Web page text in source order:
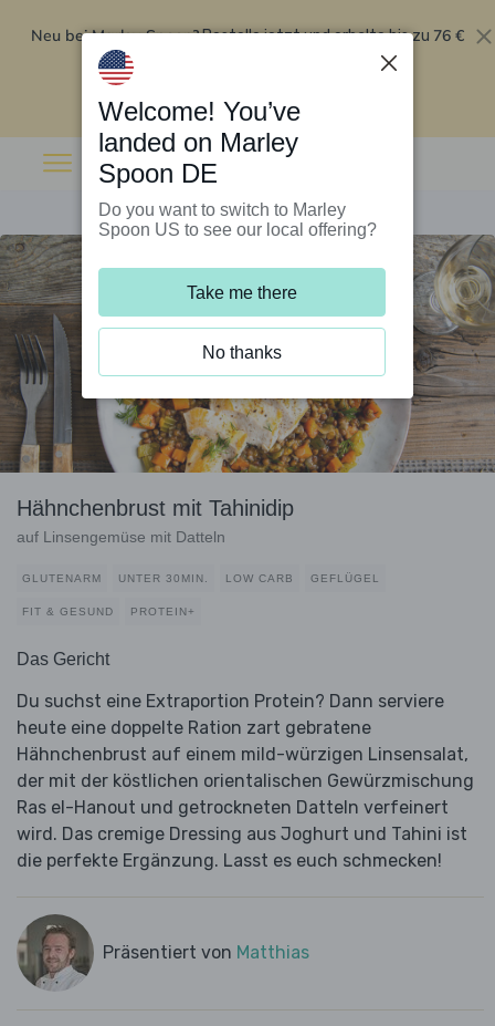
Neu bei Marley Spoon?Bestelle jetzt und erhalte bis zu 76 €
Rabatt auf deine ersten fünf Boxen
Hähnchenbrust mit Tahinidip
auf Linsengemüse mit Datteln
GLUTENARM UNTER 30MIN. LOW CARB GEFLÜGEL
FIT & GESUND PROTEIN+
Das Gericht
Du suchst eine Extraportion Protein? Dann serviere
heute eine doppelte Ration zart gebratene
Hähnchenbrust auf einem mild-würzigen Linsensalat,
der mit der köstlichen orientalischen Gewürzmischung
Ras el-Hanout und getrockneten Datteln verfeinert
wird. Das cremige Dressing aus Joghurt und Tahini ist
die perfekte Ergänzung. Lasst es euch schmecken!
Präsentiert von Matthias
Welcome! You’ve
landed on Marley
Spoon DE
Do you want to switch to Marley
Spoon US to see our local offering?
Take me there
No thanks